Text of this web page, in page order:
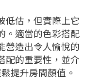
低估，但實際上它
。適當的色彩搭配
營造出令人愉悅的
配的重要性，並介
提升房間顏值。